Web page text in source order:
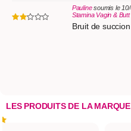
Paulinesoumis le
Stamina Vagin &
Bruit de
LES PRODUITS DE LA MARQUE